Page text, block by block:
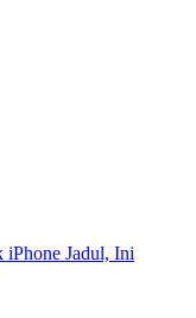
iPhone Jadul, Ini